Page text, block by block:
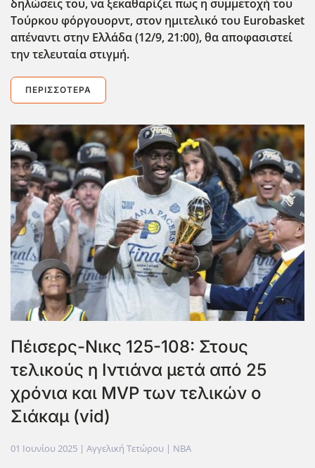
δηλώσεις του, να ξεκαθαρίζει πως η συμμετοχή του
Τούρκου φόργουορντ, στον ημιτελικό του Eurobasket
απέναντι στην Ελλάδα (12/9, 21:00), θα αποφασιστεί
την τελευταία στιγμή.
ΠΕΡΙΣΣΌΤΕΡΑ
Πέισερς-Νικς 125-108: Στους
τελικούς η Ιντιάνα μετά από 25
χρόνια και MVP των τελικών o
Σιάκαμ (vid)
01 Ιουνίου 2025 | Αγγελική Τετώρου | NBA